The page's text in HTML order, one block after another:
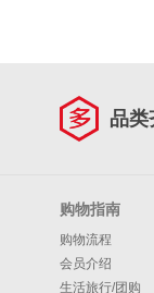
品类
购物指南
购物流程
会员介绍
生活旅行/团购